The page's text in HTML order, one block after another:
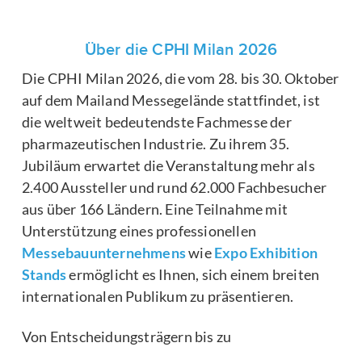
Über die CPHI Milan 2026
Die CPHI Milan 2026, die vom 28. bis 30. Oktober
auf dem Mailand Messegelände stattfindet, ist
die weltweit bedeutendste Fachmesse der
pharmazeutischen Industrie. Zu ihrem 35.
Jubiläum erwartet die Veranstaltung mehr als
2.400 Aussteller und rund 62.000 Fachbesucher
aus über 166 Ländern. Eine Teilnahme mit
Unterstützung eines professionellen
MessebauunternehmenswieExpo Exhibition
Standsermöglicht es Ihnen, sich einem breiten
internationalen Publikum zu präsentieren.
Von Entscheidungsträgern bis zu